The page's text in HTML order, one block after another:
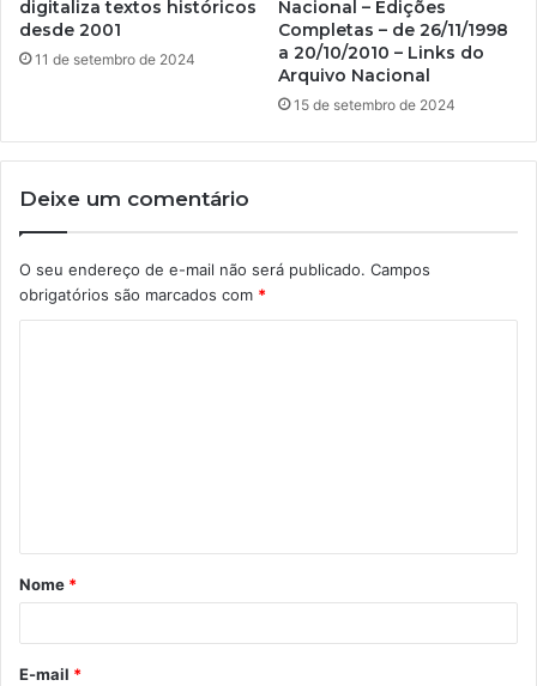
digitaliza textos históricos
desde 2001
11 de setembro de 2024
Nacional – Edições
Completas – de 26/11/1998
a 20/10/2010 – Links do
Arquivo Nacional
15 de setembro de 2024
Deixe um comentário
O seu endereço de e-mail não será publicado. Campos
obrigatórios são marcados com *
á
r
Nome *
E-mail *